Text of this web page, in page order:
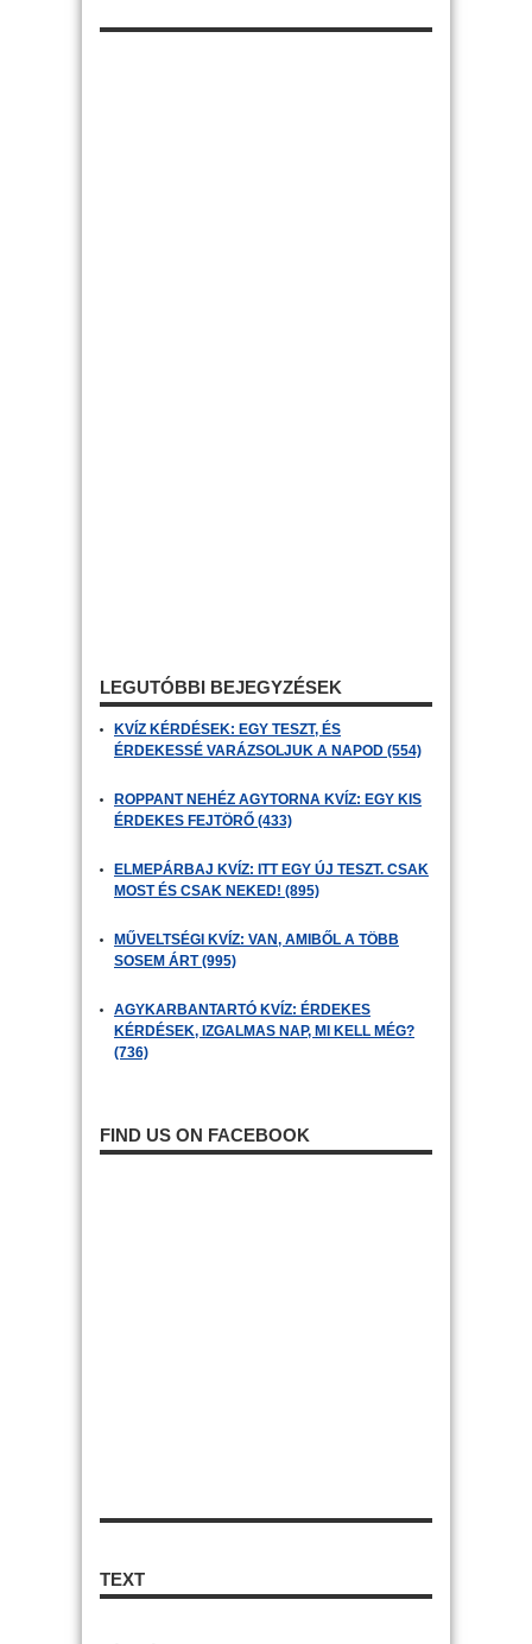
LEGUTÓBBI BEJEGYZÉSEK
KVÍZ KÉRDÉSEK: EGY TESZT, ÉS
ÉRDEKESSÉ VARÁZSOLJUK A NAPOD (554)
ROPPANT NEHÉZ AGYTORNA KVÍZ: EGY KIS
ÉRDEKES FEJTÖRŐ (433)
ELMEPÁRBAJ KVÍZ: ITT EGY ÚJ TESZT. CSAK
MOST ÉS CSAK NEKED! (895)
MŰVELTSÉGI KVÍZ: VAN, AMIBŐL A TÖBB
SOSEM ÁRT (995)
AGYKARBANTARTÓ KVÍZ: ÉRDEKES
KÉRDÉSEK, IZGALMAS NAP, MI KELL MÉG?
(736)
FIND US ON FACEBOOK
TEXT